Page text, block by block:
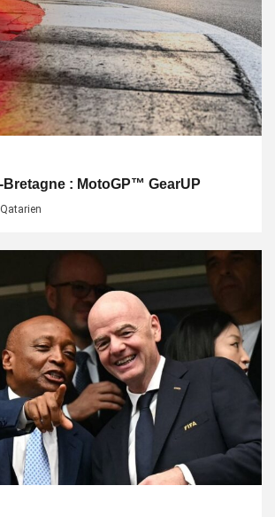
Bretagne : MotoGP™ GearUP
Qatarien